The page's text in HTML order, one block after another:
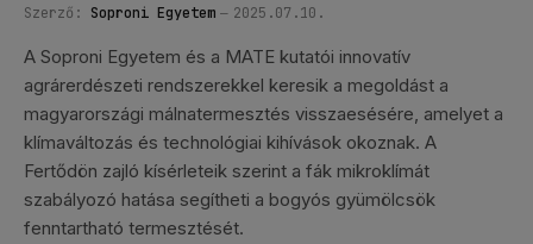
Szerző: Soproni Egyetem 2025.07.10.
A Soproni Egyetem és a MATE kutatói innovatív
agrárerdészeti rendszerekkel keresik a megoldást a
magyarországi málnatermesztés visszaesésére, amelyet a
klímaváltozás és technológiai kihívások okoznak. A
Fertődön zajló kísérleteik szerint a fák mikroklímát
szabályozó hatása segítheti a bogyós gyümölcsök
fenntartható termesztését.